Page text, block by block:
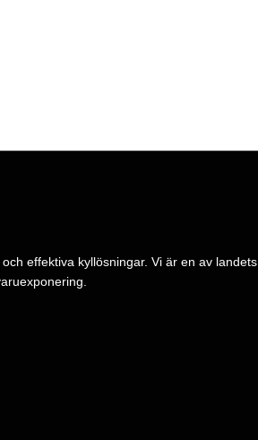
effektiva kyllösningar. Vi är en av landets